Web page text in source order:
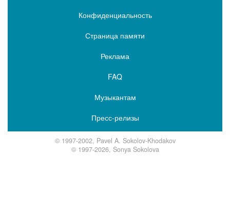
Конфиденциальность
Страница памяти
Реклама
FAQ
Музыкантам
Пресс-релизы
© 1997-2002, Pavel A. Sokolov-Khodakov
© 1997-2026, Sonya Sokolova